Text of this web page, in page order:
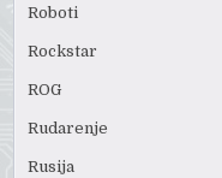
Roboti
Rockstar
ROG
Rudarenje
Rusija